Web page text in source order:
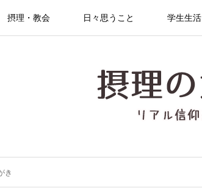
摂理・教会 日々思うこと 学生生活
き